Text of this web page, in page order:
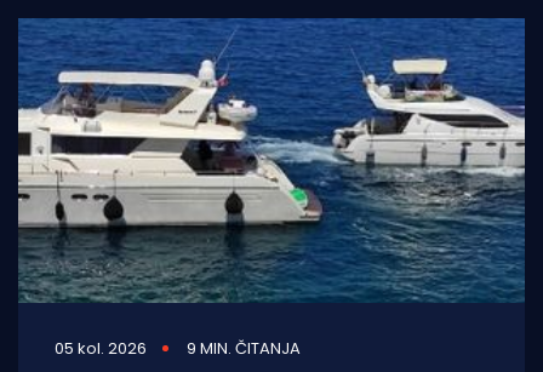
05 kol. 2026 9 MIN. ČITANJA